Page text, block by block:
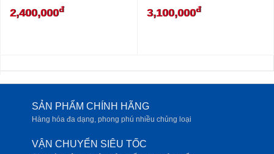
2,400,000đ 3,100,000đ
SẢN PHẨM CHÍNH HÃNG
Hàng hóa đa dạng, phong phú nhiều chủng loại
VẬN CHUYỂN SIÊU TỐC